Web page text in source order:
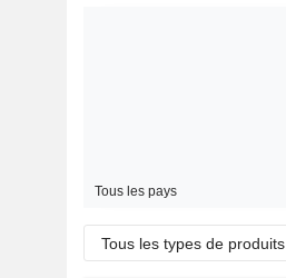
Tous les pays
Tous les types de produits